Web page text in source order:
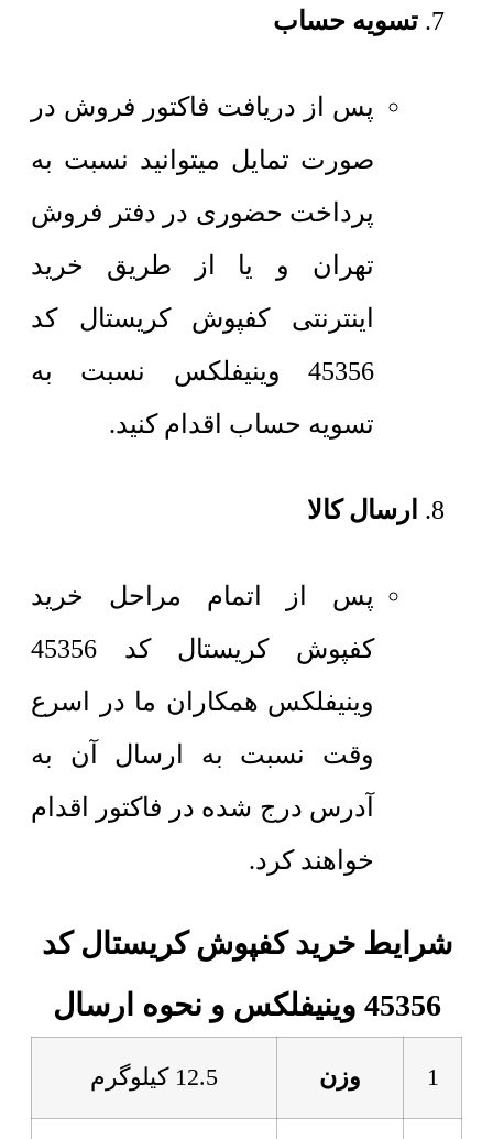
تسویه حساب
پس از دریافت فاکتور فروش در
صورت تمایل میتوانید نسبت به
پرداخت حضوری در دفتر فروش
تهران و یا از طریق خرید
اینترنتی کفپوش کریستال کد
45356 وینیفلکس نسبت به
تسویه حساب اقدام کنید.
ارسال کالا
پس از اتمام مراحل خرید
کفپوش کریستال کد 45356
وینیفلکس همکاران ما در اسرع
وقت نسبت به ارسال آن به
آدرس درج شده در فاکتور اقدام
خواهند کرد.
شرایط خرید کفپوش کریستال کد
45356 وینیفلکس و نحوه ارسال
1 وزن 12.5 کیلوگرم